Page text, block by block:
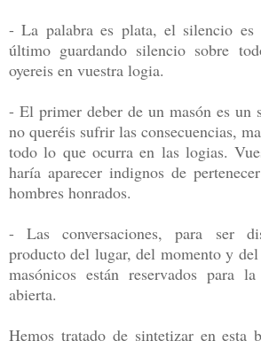
- La palabra es plata, el silencio es
último guardando silencio sobre
oyereis en vuestra logia.
- El primer deber de un masón es un
no queréis sufrir las consecuencias,
todo lo que ocurra en las logias.
haría aparecer indignos de
hombres honrados.
- Las conversaciones, para ser
producto del lugar, del momento y
masónicos están reservados para
abierta.
Hemos tratado de sintetizar en esta